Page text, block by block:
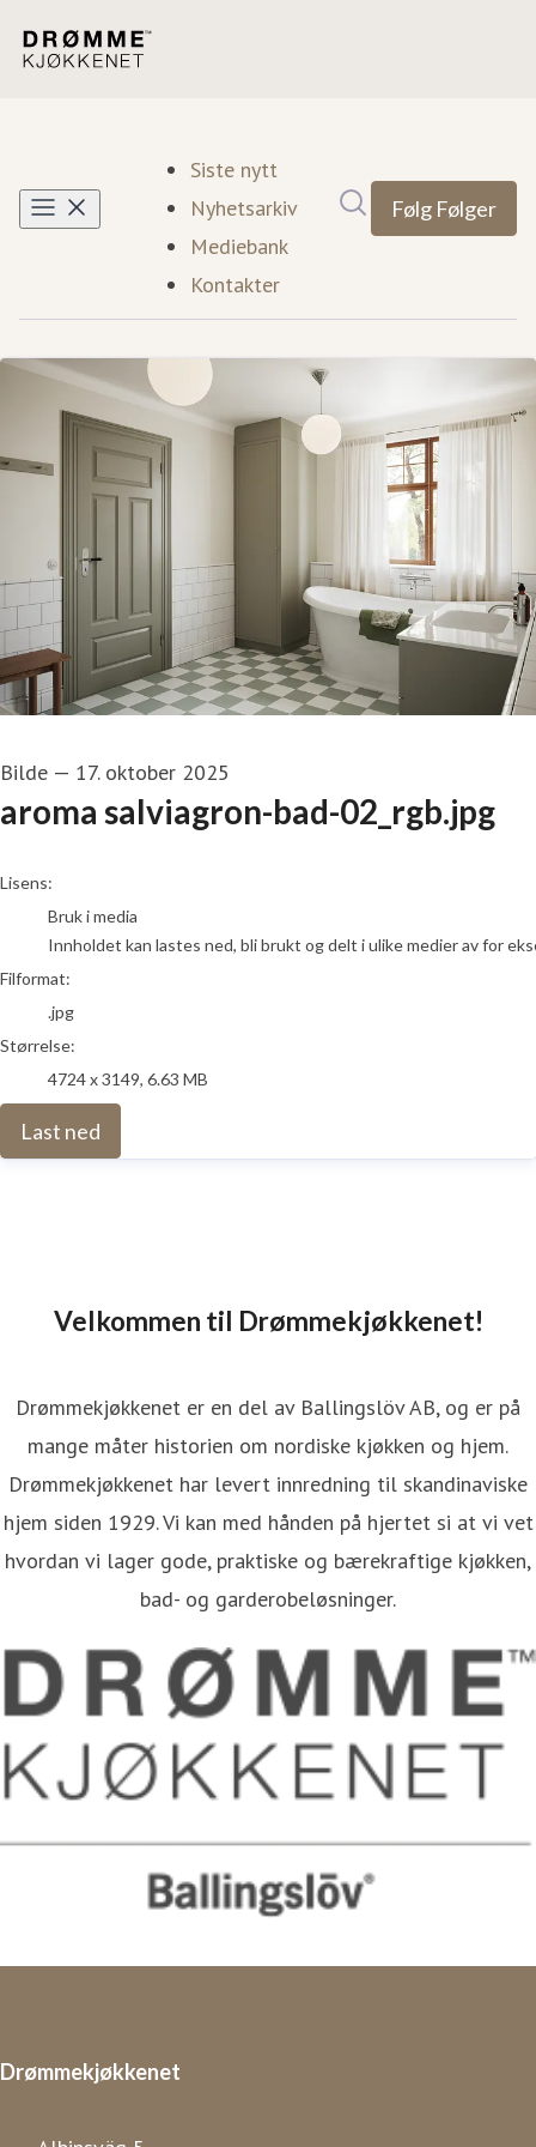
Siste nytt
Nyhetsarkiv
Mediebank
Kontakter
Følg Følger
Bilde — 17. oktober 2025
aroma salviagron-bad-02_rgb.jpg
go to media item
Lisens:
Bruk i media
Innholdet kan lastes ned, bli brukt og delt i ulike medier av for
Filformat:
.jpg
Størrelse:
4724 x 3149, 6.63 MB
Last ned
Velkommen til Drømmekjøkkenet!
Drømmekjøkkenet er en del av Ballingslöv AB, og er på
mange måter historien om nordiske kjøkken og hjem.
Drømmekjøkkenet har levert innredning til skandinaviske
hjem siden 1929. Vi kan med hånden på hjertet si at vi vet
hvordan vi lager gode, praktiske og bærekraftige kjøkken,
bad- og garderobeløsninger.
Drømmekjøkkenet